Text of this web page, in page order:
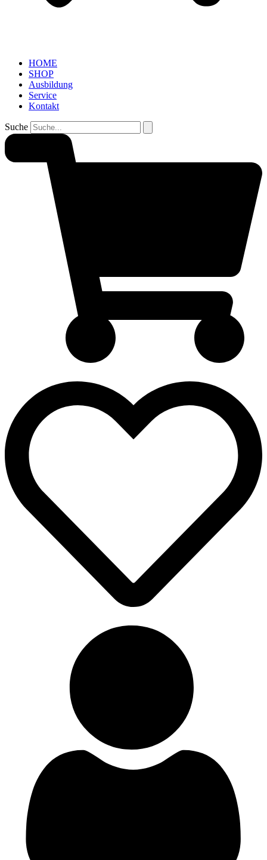
HOME
SHOP
Ausbildung
Service
Kontakt
Suche